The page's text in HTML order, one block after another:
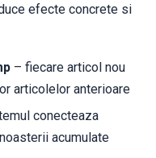
efecte concrete si
– fiecare articol nou
articolelor anterioare
conecteaza
acumulate